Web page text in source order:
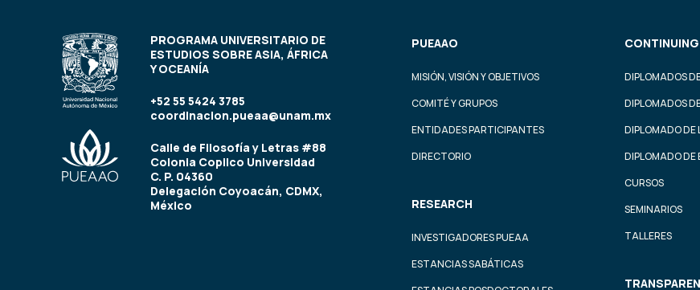
PROGRAMA UNIVERSITARIO DE
ESTUDIOS SOBRE ASIA, ÁFRICA
Y OCEANÍA
+52 55 5424 3785
coordinacion.pueaa@unam.mx
Calle de Filosofía y Letras #88
Colonia Copilco Universidad
C. P. 04360
Delegación Coyoacán, CDMX,
México
PUEAAO
MISIÓN, VISIÓN Y OBJETIVOS
COMITÉ Y GRUPOS
ENTIDADES PARTICIPANTES
DIRECTORIO
RESEARCH
INVESTIGADORES PUEAA
ESTANCIAS SABÁTICAS
DIPLOMADOS
DIPLOMADOS
DIPLOMADO
DIPLOMADO DE
CURSOS
SEMINARIOS
TALLERES